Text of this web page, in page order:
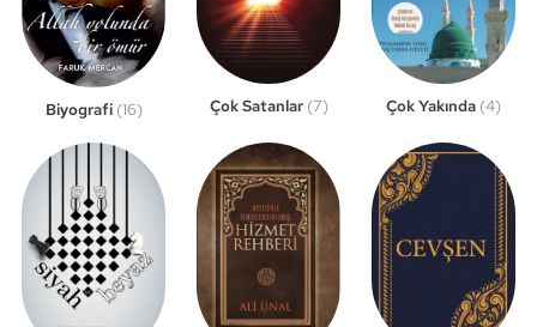
Biyografi (16) Çok Satanlar (7) Çok Yakında (4)